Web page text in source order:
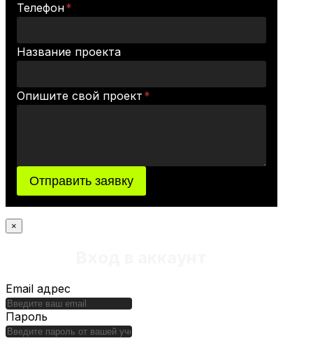
Телефон*
Название проекта
Опишите свой проект *
Отправить заявку
×
Email адрес
Пароль